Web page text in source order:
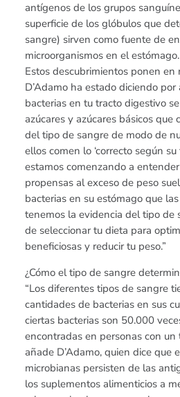
antígenos de los grupos
superficie de los glóbulos que
sangre) sirven como fuente de
microorganismos en el estómago.
Estos descubrimientos ponen en
D’Adamo ha estado diciendo por
bacterias en tu tracto digestivo
azúcares y azúcares básicos
del tipo de sangre de modo de
ellos comen lo ‘correcto según su
estamos comenzando a
propensas al exceso de peso
bacterias en su estómago que
tenemos la evidencia del tipo de
de seleccionar tu dieta para
beneficiosas y reducir tu peso.”
¿Cómo el tipo de sangre
“Los diferentes tipos de sangre
cantidades de bacterias en sus
ciertas bacterias son 50.000
encontradas en personas con un
añade D’Adamo, quien dice que
microbianas persisten de las
los suplementos alimenticios a